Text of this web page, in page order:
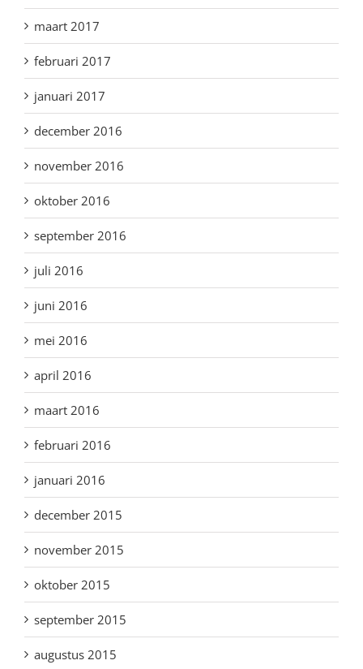
maart 2017
februari 2017
januari 2017
december 2016
november 2016
oktober 2016
september 2016
juli 2016
juni 2016
mei 2016
april 2016
maart 2016
februari 2016
januari 2016
december 2015
november 2015
oktober 2015
september 2015
augustus 2015